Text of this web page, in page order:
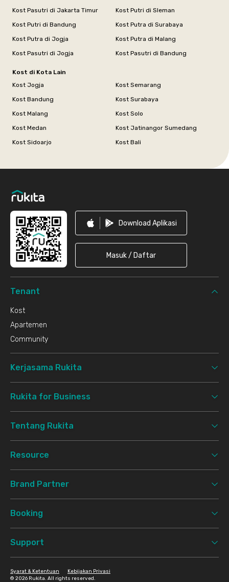
Kost Pasutri di Jakarta Timur
Kost Putri di Sleman
Kost Putri di Bandung
Kost Putra di Surabaya
Kost Putra di Jogja
Kost Putra di Malang
Kost Pasutri di Jogja
Kost Pasutri di Bandung
Kost di Kota Lain
Kost Jogja
Kost Semarang
Kost Bandung
Kost Surabaya
Kost Malang
Kost Solo
Kost Medan
Kost Jatinangor Sumedang
Kost Sidoarjo
Kost Bali
Download Aplikasi
Masuk / Daftar
Tenant
Kost
Apartemen
Community
Kerjasama Rukita
Rukita for Business
Tentang Rukita
Resource
Brand Partner
Booking
Support
© 2026 Rukita. All rights reserved.
Syarat & Ketentuan Kebijakan Privasi